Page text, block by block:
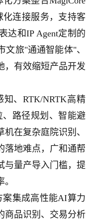
化连接服务，支持客
达和IP Agent定制的
文旅"通通智能体"、
，有效缩短产品开发
、RTK/NRTK高精
路径规划、智能避
在复杂庭院识别、
落地难点，广和通帮
与量产导入门槛，提
集成高性能AI算力
商品识别、交易分析